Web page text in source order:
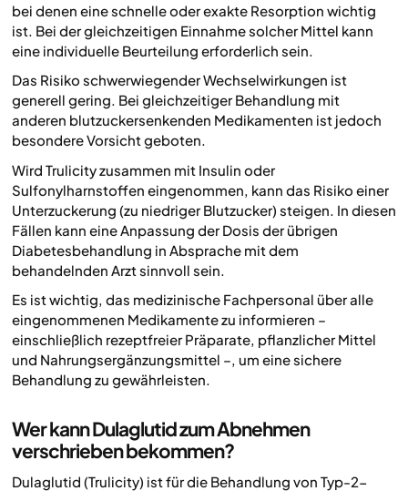
bei denen eine schnelle oder exakte Resorption wichtig
ist. Bei der gleichzeitigen Einnahme solcher Mittel kann
eine individuelle Beurteilung erforderlich sein.
Das Risiko schwerwiegender Wechselwirkungen ist
generell gering. Bei gleichzeitiger Behandlung mit
anderen blutzuckersenkenden Medikamenten ist jedoch
besondere Vorsicht geboten.
Wird Trulicity zusammen mit Insulin oder
Sulfonylharnstoffen eingenommen, kann das Risiko einer
Unterzuckerung (zu niedriger Blutzucker) steigen. In diesen
Fällen kann eine Anpassung der Dosis der übrigen
Diabetesbehandlung in Absprache mit dem
behandelnden Arzt sinnvoll sein.
Es ist wichtig, das medizinische Fachpersonal über alle
eingenommenen Medikamente zu informieren –
einschließlich rezeptfreier Präparate, pflanzlicher Mittel
und Nahrungsergänzungsmittel –, um eine sichere
Behandlung zu gewährleisten.
Wer kann Dulaglutid zum Abnehmen
verschrieben bekommen?
Dulaglutid (Trulicity) ist für die Behandlung von Typ-2-